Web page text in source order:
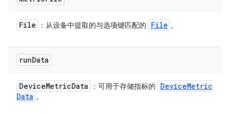
File ：从设备中提取的与选项键匹配的 File 。
runData
DeviceMetricData ：可用于存储指标的 DeviceMetric
Data 。